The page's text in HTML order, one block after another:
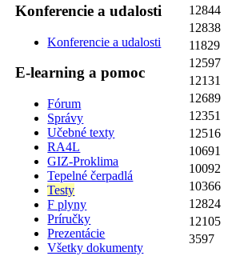
Konferencie a udalosti
Konferencie a udalosti
E-learning a pomoc
Fórum
Správy
Učebné texty
RA4L
GIZ-Proklima
Tepelné čerpadlá
Testy
F plyny
Príručky
Prezentácie
Všetky dokumenty
12844
12838
11829
12597
12131
12689
12351
12516
10691
10092
10366
12824
12105
3597